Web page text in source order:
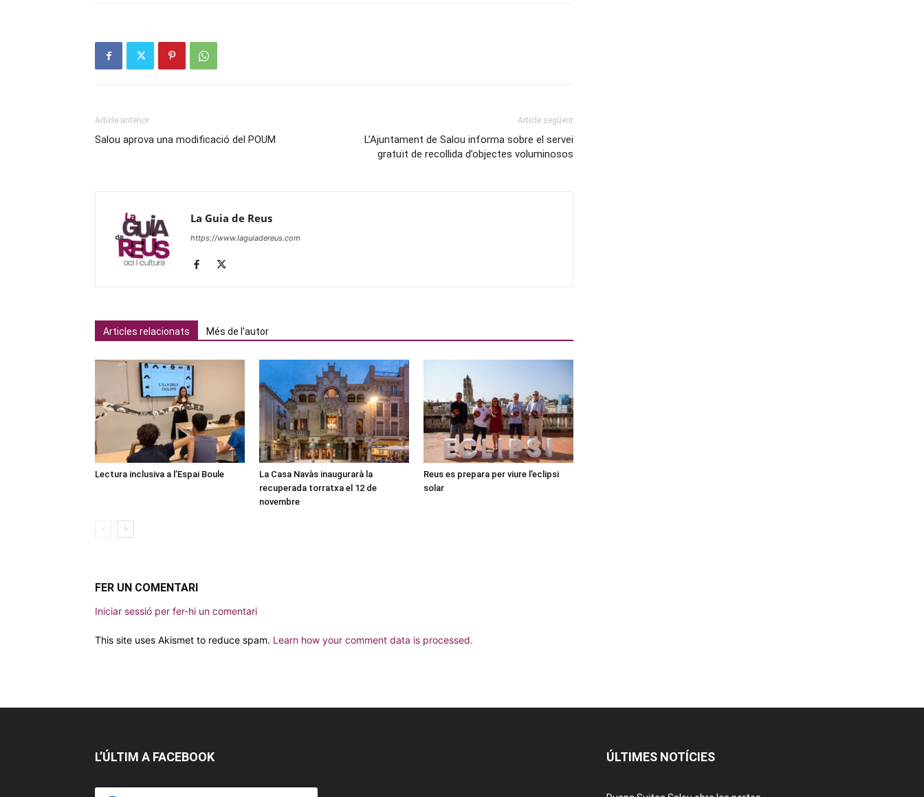
Article anterior
Salou aprova una modificació del POUM
Article següent
L’Ajuntament de Salou informa sobre el servei
gratuït de recollida d’objectes voluminosos
La Guia de Reus
https://www.laguiadereus.com
Articles relacionats Més de l'autor
Lectura inclusiva a l’Espai Boule
La Casa Navàs inaugurarà la
recuperada torratxa el 12 de
novembre
Reus es prepara per viure l’eclipsi
solar
FER UN COMENTARI
Iniciar sessió per fer-hi un comentari
This site uses Akismet to reduce spam. Learn how your comment data is processed.
L’ÚLTIM A FACEBOOK ÚLTIMES NOTÍCIES